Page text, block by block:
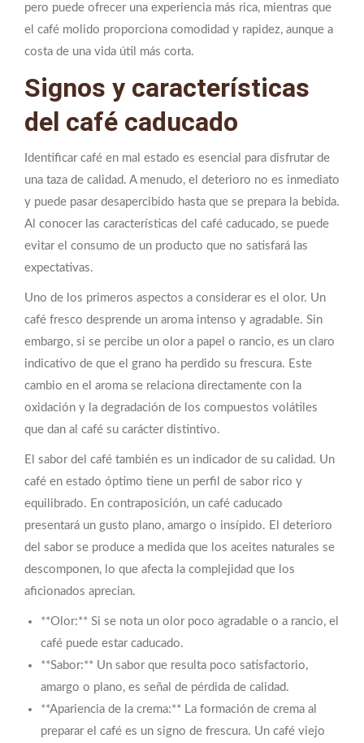
pero puede ofrecer una experiencia más rica, mientras que
el café molido proporciona comodidad y rapidez, aunque a
costa de una vida útil más corta.
Signos y características
del café caducado
Identificar café en mal estado es esencial para disfrutar de
una taza de calidad. A menudo, el deterioro no es inmediato
y puede pasar desapercibido hasta que se prepara la bebida.
Al conocer las características del café caducado, se puede
evitar el consumo de un producto que no satisfará las
expectativas.
Uno de los primeros aspectos a considerar es el olor. Un
café fresco desprende un aroma intenso y agradable. Sin
embargo, si se percibe un olor a papel o rancio, es un claro
indicativo de que el grano ha perdido su frescura. Este
cambio en el aroma se relaciona directamente con la
oxidación y la degradación de los compuestos volátiles
que dan al café su carácter distintivo.
El sabor del café también es un indicador de su calidad. Un
café en estado óptimo tiene un perfil de sabor rico y
equilibrado. En contraposición, un café caducado
presentará un gusto plano, amargo o insípido. El deterioro
del sabor se produce a medida que los aceites naturales se
descomponen, lo que afecta la complejidad que los
aficionados aprecian.
**Olor:** Si se nota un olor poco agradable o a rancio, el
café puede estar caducado.
**Sabor:** Un sabor que resulta poco satisfactorio,
amargo o plano, es señal de pérdida de calidad.
**Apariencia de la crema:** La formación de crema al
preparar el café es un signo de frescura. Un café viejo